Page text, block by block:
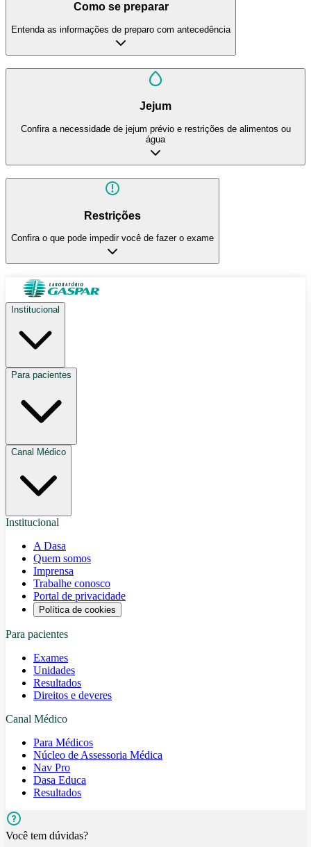
Como se preparar
Entenda as informações de preparo com antecedência
Jejum
Confira a necessidade de jejum prévio e restrições de alimentos ou
água
Restrições
Confira o que pode impedir você de fazer o exame
Institucional
Para pacientes
Canal Médico
Institucional
A Dasa
Quem somos
Imprensa
Trabalhe conosco
Portal de privacidade
Política de cookies
Para pacientes
Exames
Unidades
Resultados
Direitos e deveres
Canal Médico
Para Médicos
Núcleo de Assessoria Médica
Nav Pro
Dasa Educa
Resultados
Você tem dúvidas?